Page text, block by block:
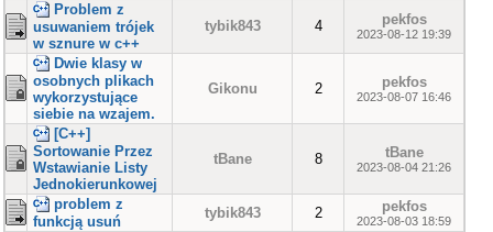
Problem z
usuwaniem trójek
w sznure w c++
tybik843 4 pekfos
2023-08-12 19:39
Dwie klasy w
osobnych plikach
wykorzystujące
siebie na wzajem.
Gikonu 2 pekfos
2023-08-07 16:46
[C++]
Sortowanie Przez
Wstawianie Listy
Jednokierunkowej
tBane 8 tBane
2023-08-04 21:26
problem z
funkcją usuń
tybik843 2 pekfos
2023-08-03 18:59